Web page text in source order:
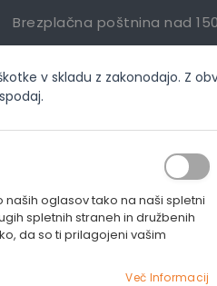
oglasov tako na naši spletni
spletnih straneh in družbenih
da so ti prilagojeni vašim
Več Informacij
v skladu z zakonodajo. Z
Brezplačna poštnina nad
SERVIS
ČELADA FUNCTION Basic